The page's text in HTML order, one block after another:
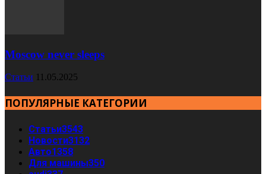
Moscow never sleeps
Статьи 11.05.2025
ПОПУЛЯРНЫЕ КАТЕГОРИИ
Статьи3543
Новости3132
Авто1358
Для машины350